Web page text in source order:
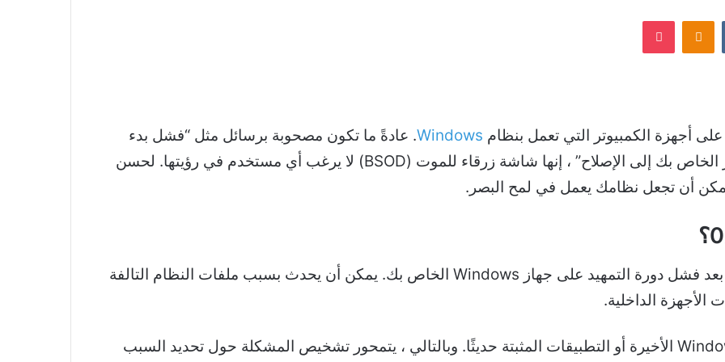
Odnoklassniki
‫Pocket
Windows. عادةً ما تكون مصحوبة برسائل مثل “فشل بدء
تشغيل Windows” أو “يحتاج جهاز الكمبيوتر الخاص بك إلى الإصلاح” ، إنها شاشة زرقاء للموت (BSOD) لا يرغب أي مستخدم في رؤيتها. لحسن
أن تجعل نظامك يعمل في لمح البصر.
يظهر رمز الخطأ 0xc000000f في الغالب بعد فشل دورة التمهيد على جهاز Windows الخاص بك. يمكن أن يحدث بسبب ملفات النظام التالفة
الأجهزة الداخلية.
يمكن تتبع معظم هذه الأسباب لتحديثات Windows الأخيرة أو التطبيقات المثبتة حديثًا. وبالتالي ، يتمحور تشخيص المشكلة حول تحديد السبب